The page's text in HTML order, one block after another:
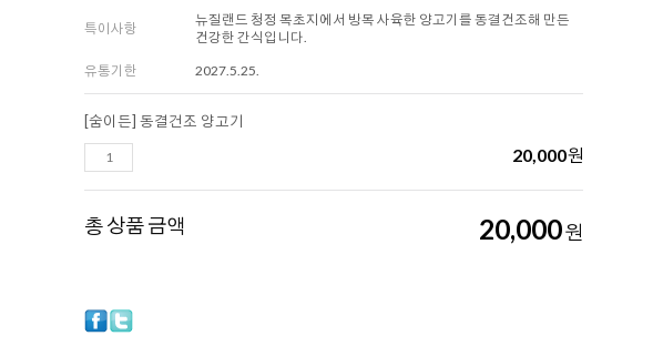
특이사항
뉴질랜드 청정 목초지에서 방목 사육한 양고기를 동결건조해 만든
건강한 간식입니다.
유통기한
2027.5.25.
[숨이든] 동결건조 양고기
20,000원
총 상품 금액 20,000원